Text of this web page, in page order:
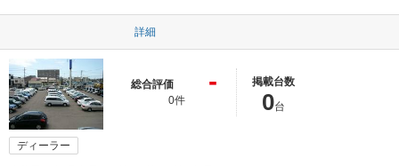
詳細
総合評価 -
0件
掲載台数
0台
ディーラー